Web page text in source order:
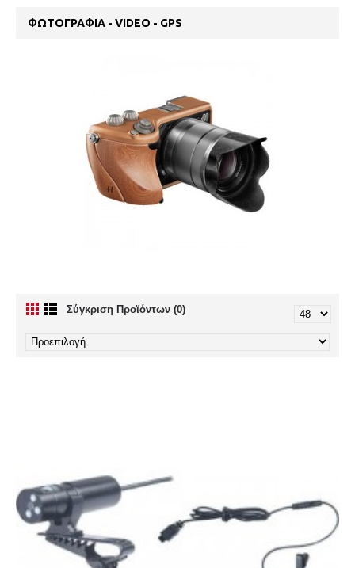
ΦΩΤΟΓΡΑΦΙΑ - VIDEO - GPS
Σύγκριση Προϊόντων (0)